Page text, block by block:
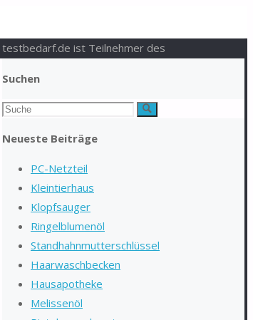
Suchen
Suchen
Suche
Neueste Beiträge
PC-Netzteil
Kleintierhaus
Klopfsauger
Ringelblumenöl
Standhahnmutterschlüssel
Haarwaschbecken
Hausapotheke
Melissenöl
testbedarf.de ist Teilnehmer des